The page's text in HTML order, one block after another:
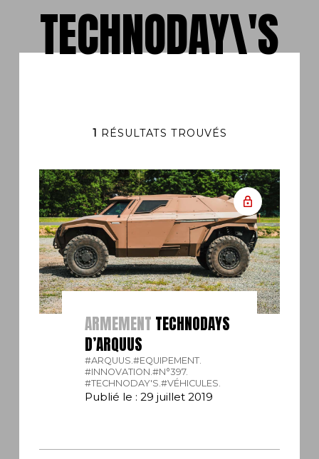
TECHNODAY\'S
1 RÉSULTATS TROUVÉS
ARMEMENT TECHNODAYS
D’ARQUUS
#ARQUUS.#EQUIPEMENT.
#INNOVATION.#N°397.
#TECHNODAY'S.#VÉHICULES.
Publié le : 29 juillet 2019